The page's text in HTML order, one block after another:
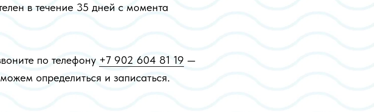
в течение 35 дней с момента
по телефону +7 902 604 81 19 —
определиться и записаться.